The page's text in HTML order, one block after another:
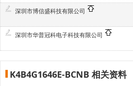
深圳市博信盛科技有限公司
深圳市华普冠科电子科技有限公司
K4B4G1646E-BCNB 相关资料